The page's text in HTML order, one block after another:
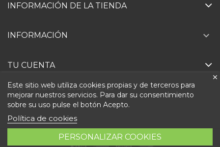
INFORMACIÓN DE LA TIENDA
Este sitio web utiliza cookies propias y de terceros para
mejorar nuestros servicios. Para dar su consentimiento
sobre su uso pulse el botón Acepto.
Política de cookies
PERSONALIZAR COOKIES
INFORMACIÓN 
TU CUENTA
Ejercer derecho de desistimiento